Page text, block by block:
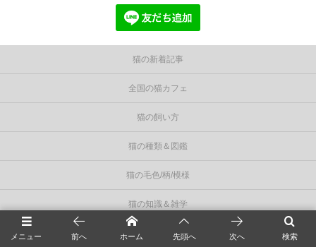
猫の新着記事
全国の猫カフェ
猫の飼い方
猫の種類＆図鑑
猫の毛色/柄/模様
猫の知識＆雑学
統計資料
メニュー 検索
前へ ホーム 先頭へ 次へ